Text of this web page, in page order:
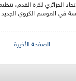
الجزائري لكرة القدم،
الموسم الكروي الجديد 2020-2021، في ظل توقف...
الصفحة الأخيرة